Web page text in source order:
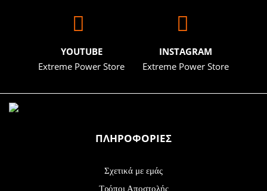
YOUTUBE
Extreme Power Store
INSTAGRAM
Extreme Power Store
ΠΛΗΡΟΦΟΡΙΕΣ
Σχετικά με εμάς
Τρόποι Αποστολής